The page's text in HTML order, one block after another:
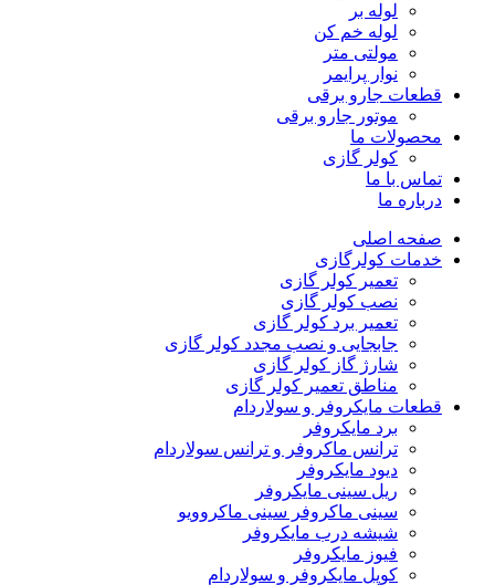
لوله بر
لوله خم کن
مولتی متر
نوار پرایمر
قطعات جارو برقی
موتور جارو برقی
محصولات ما
کولر گازی
تماس با ما
درباره ما
صفحه اصلی
خدمات کولرگازی
تعمیر کولر گازی
نصب کولر گازی
تعمیر برد کولر گازی
جابجایی و نصب مجدد کولر گازی
شارژ گاز کولر گازی
مناطق تعمیر کولر گازی
قطعات مایکروفر و سولاردام
برد مایکروفر
ترانس ماکروفر و ترانس سولاردام
دیود مایکروفر
ریل سینی مایکروفر
سینی ماکروفر سینی ماکروویو
شیشه درب مایکروفر
فیوز مایکروفر
کوپل مایکروفر و سولاردام